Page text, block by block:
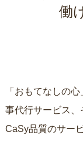
働
「おもてなしの
事代行サービス、
CaSy品質のサー